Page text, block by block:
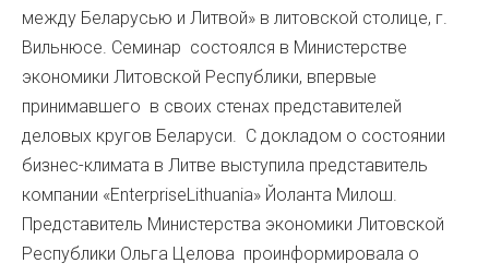
между Беларусью и Литвой» в литовской столице, г.
Вильнюсе. Семинар состоялся в Министерстве
экономики Литовской Республики, впервые
принимавшего в своих стенах представителей
деловых кругов Беларуси. С докладом о состоянии
бизнес-климата в Литве выступила представитель
компании «EnterpriseLithuania» Йоланта Милош.
Представитель Министерства экономики Литовской
Республики Ольга Целова проинформировала о